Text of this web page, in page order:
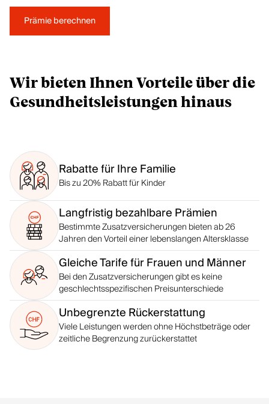
Prämie berechnen
Wir bieten Ihnen Vorteile über die
Gesundheitsleistungen hinaus
Rabatte für Ihre Familie
Bis zu 20% Rabatt für Kinder
Langfristig bezahlbare Prämien
Bestimmte Zusatzversicherungen bieten ab 26
Jahren den Vorteil einer lebenslangen Altersklasse
Gleiche Tarife für Frauen und Männer
Bei den Zusatzversicherungen gibt es keine
geschlechtsspezifischen Preisunterschiede
Unbegrenzte Rückerstattung
Viele Leistungen werden ohne Höchstbeträge oder
zeitliche Begrenzung zurückerstattet